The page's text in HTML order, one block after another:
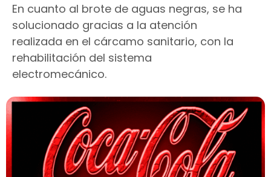
En cuanto al brote de aguas negras, se ha
solucionado gracias a la atención
realizada en el cárcamo sanitario, con la
rehabilitación del sistema
electromecánico.